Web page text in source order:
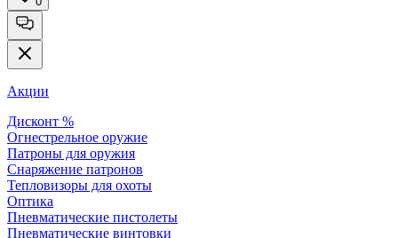
Акции
Дисконт %
Огнестрельное оружие
Патроны для оружия
Снаряжение патронов
Тепловизоры для охоты
Оптика
Пневматические пистолеты
Пневматические винтовки